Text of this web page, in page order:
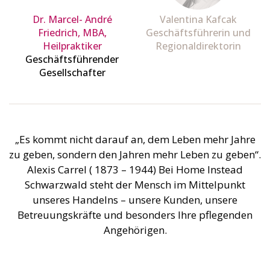
Dr. Marcel- André
Friedrich, MBA,
Heilpraktiker
Geschäftsführender
Gesellschafter
Valentina Kafcak
Geschäftsführerin und
Regionaldirektorin
„Es kommt nicht darauf an, dem Leben mehr Jahre
zu geben, sondern den Jahren mehr Leben zu geben“.
Alexis Carrel ( 1873 – 1944) Bei Home Instead
Schwarzwald steht der Mensch im Mittelpunkt
unseres Handelns – unsere Kunden, unsere
Betreuungskräfte und besonders Ihre pflegenden
Angehörigen.